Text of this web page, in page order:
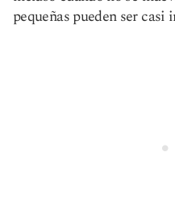
pequeñas pueden ser casi